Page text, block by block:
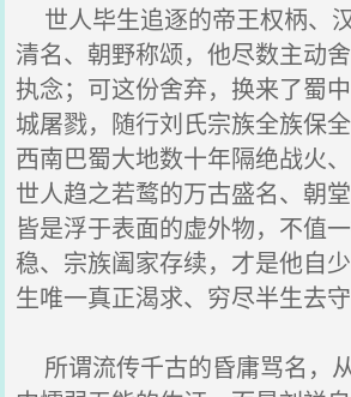
世人毕生追逐的帝王权柄、
清名、朝野称颂，他尽数主动
执念；可这份舍弃，换来了蜀
城屠戮，随行刘氏宗族全族保全
西南巴蜀大地数十年隔绝战火、
世人趋之若鹜的万古盛名、朝
皆是浮于表面的虚外物，不值
稳、宗族阖家存续，才是他自
生唯一真正渴求、穷尽半生去守
所谓流传千古的昏庸骂名，